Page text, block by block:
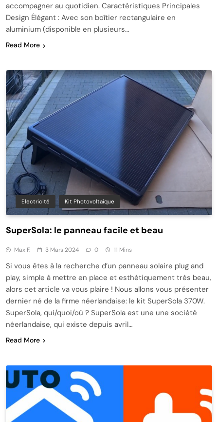
accompagner au quotidien. Caractéristiques Principales
Design Élégant : Avec son boîtier rectangulaire en
aluminium (disponible en plusieurs…
Read More
Electricité Kit Photovoltaique
SuperSola: le panneau facile et beau
Max F. 3 Mars 2024 0 11 Mins
Si vous êtes à la recherche d’un panneau solaire plug and
play, simple à mettre en place et esthétiquement très beau,
alors cet article va vous plaire ! Nous allons vous présenter
dernier né de la firme néerlandaise: le kit SuperSola 370W.
SuperSola, qui/quoi/où ? SuperSola est une une société
néerlandaise, qui existe depuis avril…
Read More